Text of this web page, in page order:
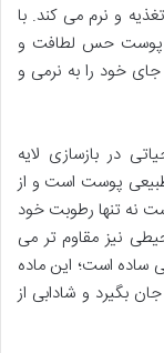
و نرم می کند. با
پوست حس لطافت و
خود را به نرمی و
در بازسازی لایه
پوست است و از
نه تنها رطوبت خود
نیز مقاوم تر می
ساده است؛ این ماده
بگیرد و شادابی از